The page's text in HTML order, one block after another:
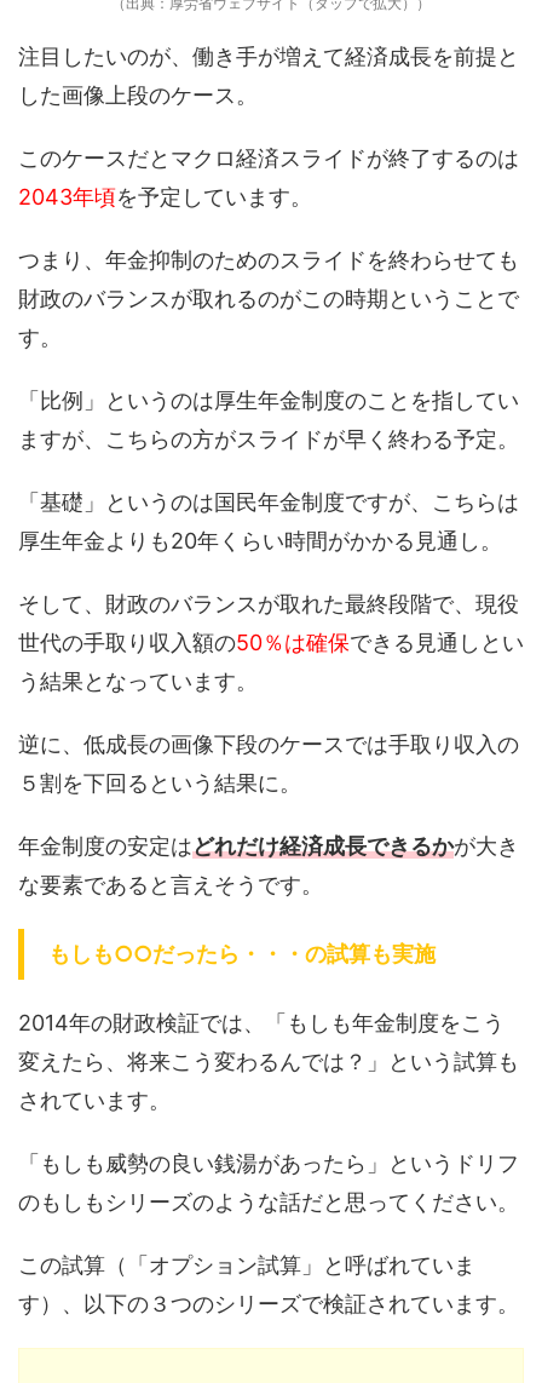
注目したいのが、働き手が増えて経済成長を前提と
した画像上段のケース。
このケースだとマクロ経済スライドが終了するのは
2043年頃を予定しています。
つまり、年金抑制のためのスライドを終わらせても
財政のバランスが取れるのがこの時期ということで
す。
「比例」というのは厚生年金制度のことを指してい
ますが、こちらの方がスライドが早く終わる予定。
「基礎」というのは国民年金制度ですが、こちらは
厚生年金よりも20年くらい時間がかかる見通し。
そして、財政のバランスが取れた最終段階で、現役
世代の手取り収入額の50％は確保できる見通しとい
う結果となっています。
逆に、低成長の画像下段のケースでは手取り収入の
５割を下回るという結果に。
年金制度の安定はどれだけ経済成長できるかが大き
な要素であると言えそうです。
もしも○○だったら・・・の試算も実施
2014年の財政検証では、「もしも年金制度をこう
変えたら、将来こう変わるんでは？」という試算も
されています。
「もしも威勢の良い銭湯があったら」というドリフ
のもしもシリーズのような話だと思ってください。
この試算（「オプション試算」と呼ばれていま
す）、以下の３つのシリーズで検証されています。